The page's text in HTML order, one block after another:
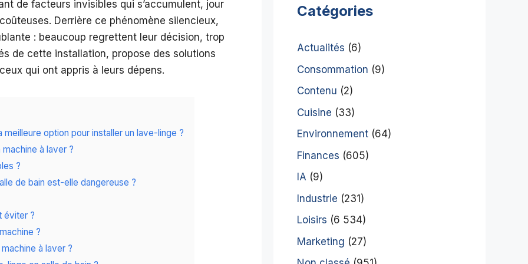
de facteurs invisibles qui s’accumulent, jour
Derrière ce phénomène silencieux,
: beaucoup regrettent leur décision, trop
de cette installation, propose des solutions
qui ont appris à leurs dépens.
option pour installer un lave-linge ?
à laver ?
?
de bain est-elle dangereuse ?
éviter ?
?
à laver ?
Catégories
Actualités (6)
Consommation (9)
Contenu (2)
Cuisine (33)
Environnement (64)
Finances (605)
IA (9)
Industrie (231)
Loisirs (6 534)
Marketing (27)